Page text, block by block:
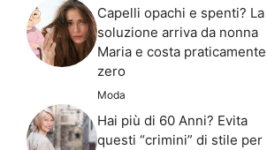
Capelli opachi e spenti? La
soluzione arriva da nonna
Maria e costa praticamente
zero
Moda
Hai più di 60 Anni? Evita
questi “crimini” di stile per